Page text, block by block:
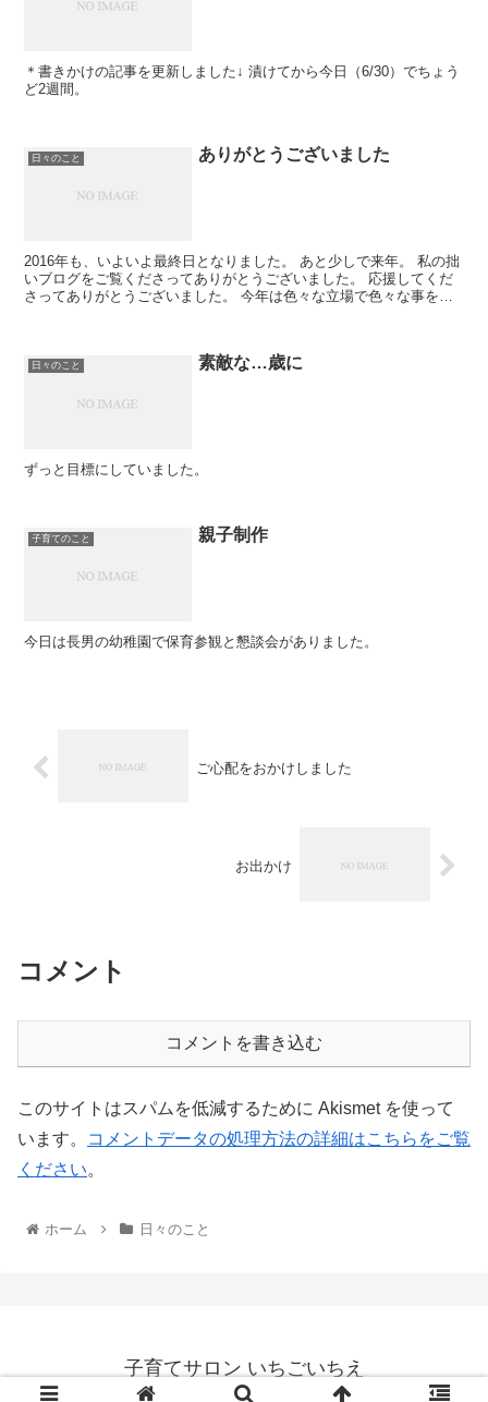
＊書きかけの記事を更新しました↓ 漬けてから今日（6/30）でちょう
ど2週間。
日々のこと ありがとうございました
2016年も、いよいよ最終日となりました。 あと少しで来年。 私の拙
いブログをご覧くださってありがとうございました。 応援してくだ
さってありがとうございました。 今年は色々な立場で色々な事を
日々のこと 素敵な…歳に
ずっと目標にしていました。
子育てのこと 親子制作
今日は長男の幼稚園で保育参観と懇談会がありました。
ご心配をおかけしました
お出かけ
コメント
コメントを書き込む
このサイトはスパムを低減するために Akismet を使って
います。
コメントデータの処理方法の詳細はこちらをご覧
ください。
ホーム 日々のこと
子育てサロン いちごいちえ